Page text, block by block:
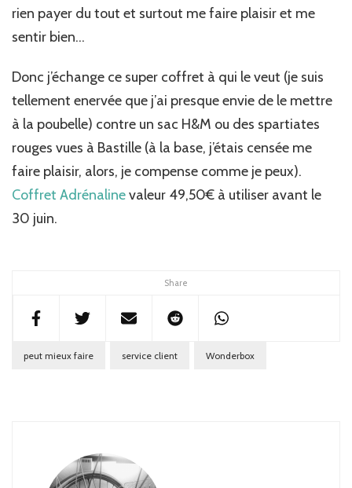
Share
rien payer du tout et surtout me faire plaisir et me
sentir bien…
Donc j’échange ce super coffret à qui le veut (je suis
tellement enervée que j’ai presque envie de le mettre
à la poubelle) contre un sac H&M ou des spartiates
rouges vues à Bastille (à la base, j’étais censée me
faire plaisir, alors, je compense comme je peux).
Coffret Adrénalinevaleur 49,50€ à utiliser avant le
30 juin.
peut mieux faire service client Wonderbox